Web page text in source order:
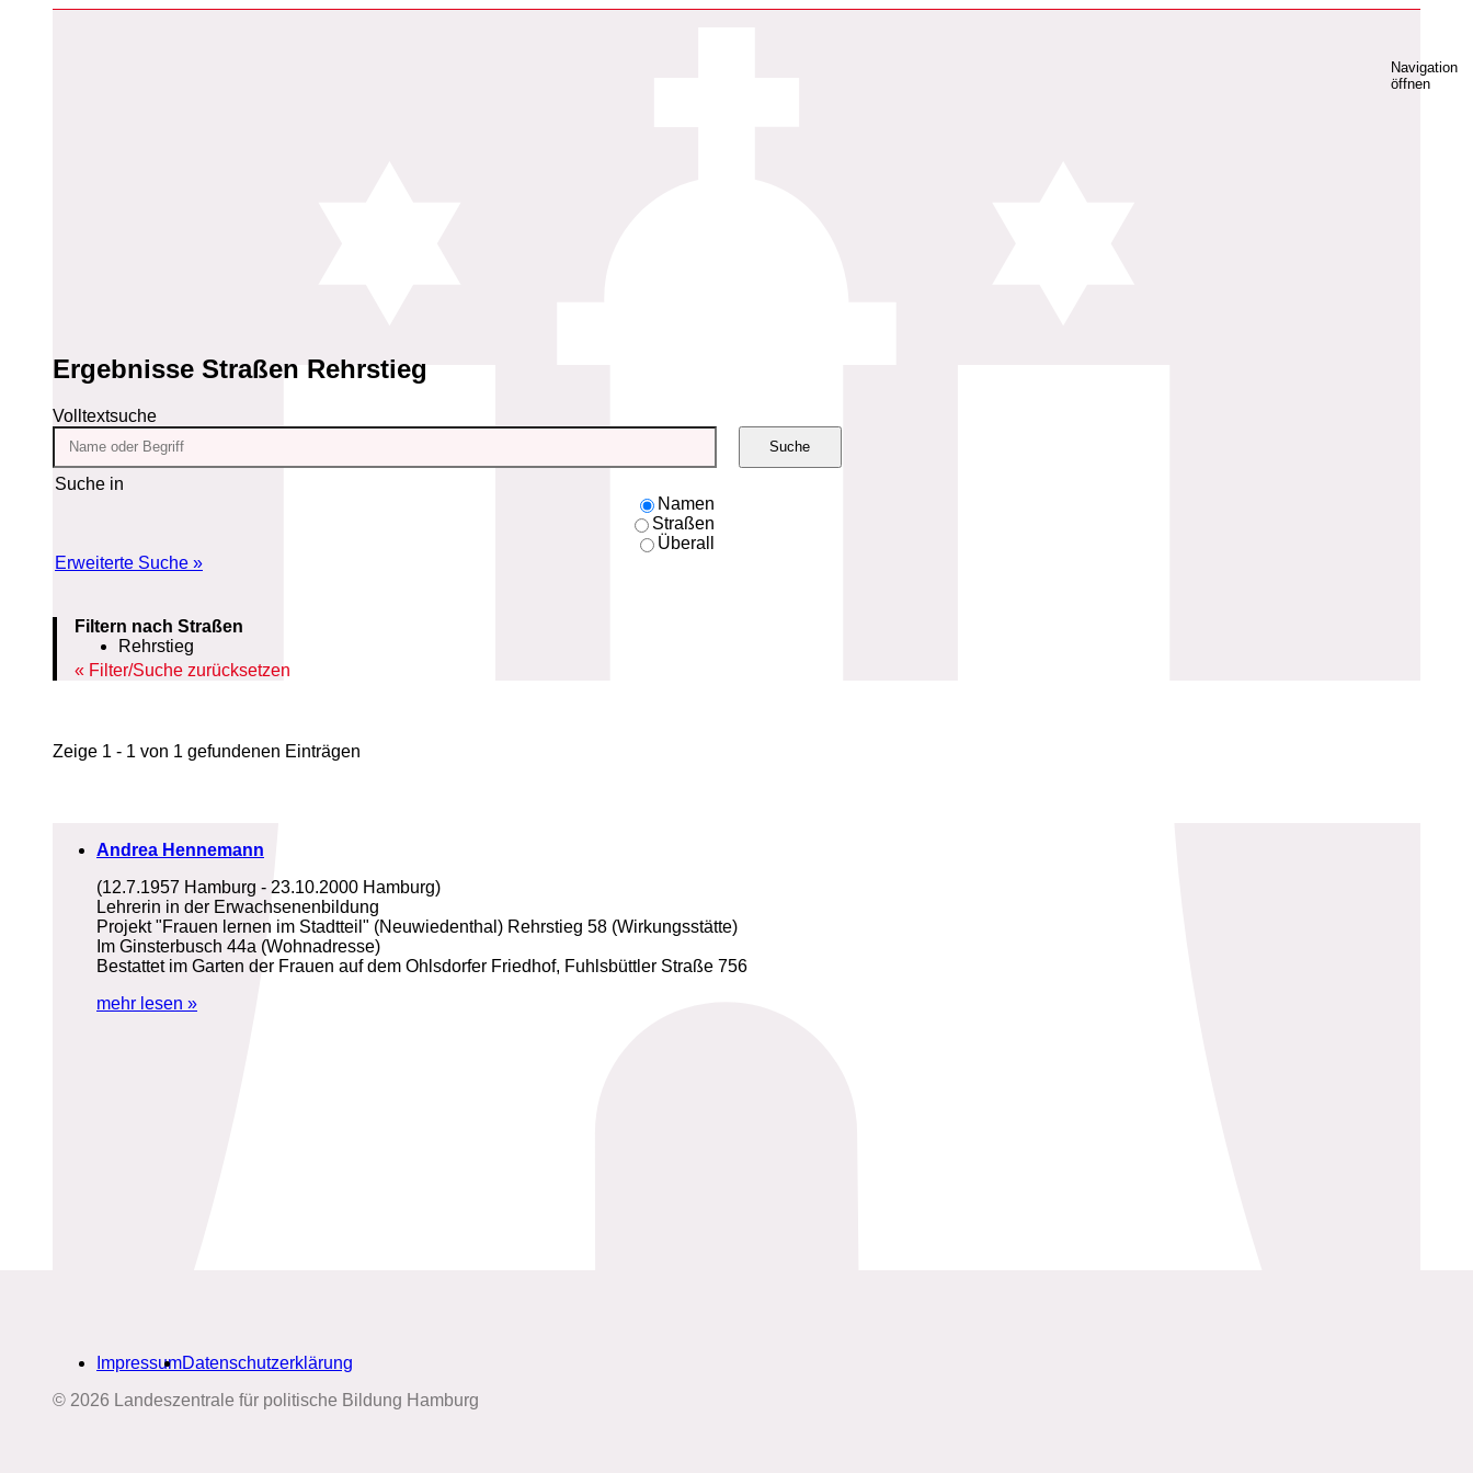
Navigation
öffnen
Ergebnisse Straßen Rehrstieg
Volltextsuche
Suche in
Namen
Straßen
Überall
Erweiterte Suche »
Suche
Filtern nach Straßen
Rehrstieg
Filter/Suche zurücksetzen
Zeige 1 - 1 von 1 gefundenen Einträgen
Andrea Hennemann
(12.7.1957 Hamburg - 23.10.2000 Hamburg)
Lehrerin in der Erwachsenenbildung
Projekt "Frauen lernen im Stadtteil" (Neuwiedenthal) Rehrstieg 58 (Wirkungsstätte)
Im Ginsterbusch 44a (Wohnadresse)
Bestattet im Garten der Frauen auf dem Ohlsdorfer Friedhof, Fuhlsbüttler Straße 756
mehr lesen »
ImpressumDatenschutzerklärung
© 2026 Landeszentrale für politische Bildung Hamburg